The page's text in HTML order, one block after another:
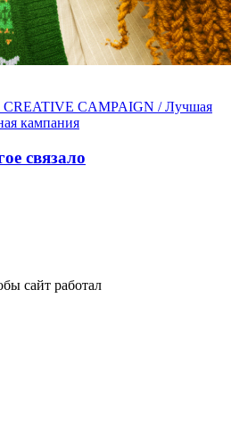
CAMPAIGN / Лучшая
кампания
связало
сайт работал